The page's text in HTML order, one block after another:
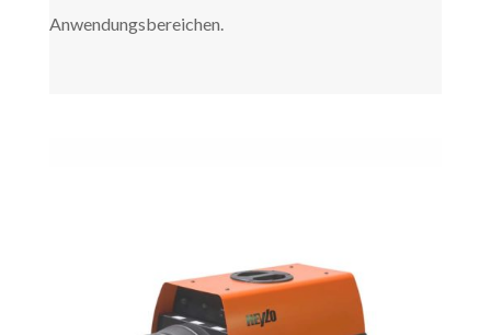
Anwendungsbereichen.